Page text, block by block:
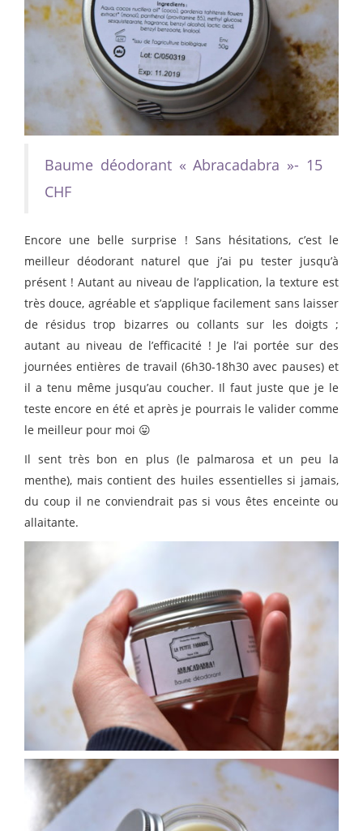
Baume déodorant « Abracadabra »- 15
CHF
Encore une belle surprise ! Sans hésitations, c’est le
meilleur déodorant naturel que j’ai pu tester jusqu’à
présent ! Autant au niveau de l’application, la texture est
très douce, agréable et s’applique facilement sans laisser
de résidus trop bizarres ou collants sur les doigts ;
autant au niveau de l’efficacité ! Je l’ai portée sur des
journées entières de travail (6h30-18h30 avec pauses) et
il a tenu même jusqu’au coucher. Il faut juste que je le
teste encore en été et après je pourrais le valider comme
le meilleur pour moi 😛
Il sent très bon en plus (le palmarosa et un peu la
menthe), mais contient des huiles essentielles si jamais,
du coup il ne conviendrait pas si vous êtes enceinte ou
allaitante.